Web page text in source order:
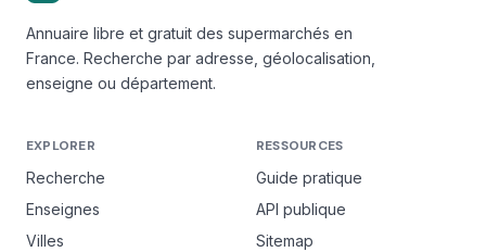
Annuaire libre et gratuit des supermarchés en
France. Recherche par adresse, géolocalisation,
enseigne ou département.
EXPLORER
Recherche
Enseignes
Villes
RESSOURCES
Guide pratique
API publique
Sitemap